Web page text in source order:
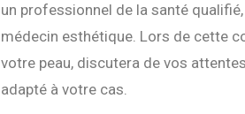
un professionnel de la santé
médecin esthétique. Lors de cette
votre peau, discutera de vos
adapté à votre cas.